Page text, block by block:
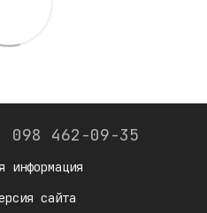
098 462-09-35
информация
сайта